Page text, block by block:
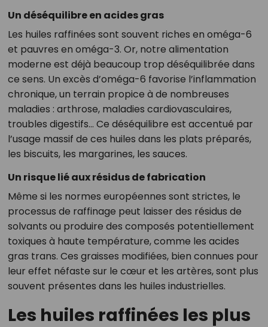
Un déséquilibre en acides gras
Les huiles raffinées sont souvent riches en oméga-6
et pauvres en oméga-3. Or, notre alimentation
moderne est déjà beaucoup trop déséquilibrée dans
ce sens. Un excès d’oméga-6 favorise l’inflammation
chronique, un terrain propice à de nombreuses
maladies : arthrose, maladies cardiovasculaires,
troubles digestifs… Ce déséquilibre est accentué par
l’usage massif de ces huiles dans les plats préparés,
les biscuits, les margarines, les sauces.
Un risque lié aux résidus de fabrication
Même si les normes européennes sont strictes, le
processus de raffinage peut laisser des résidus de
solvants ou produire des composés potentiellement
toxiques à haute température, comme les acides
gras trans. Ces graisses modifiées, bien connues pour
leur effet néfaste sur le cœur et les artères, sont plus
souvent présentes dans les huiles industrielles.
Les huiles raffinées les plus